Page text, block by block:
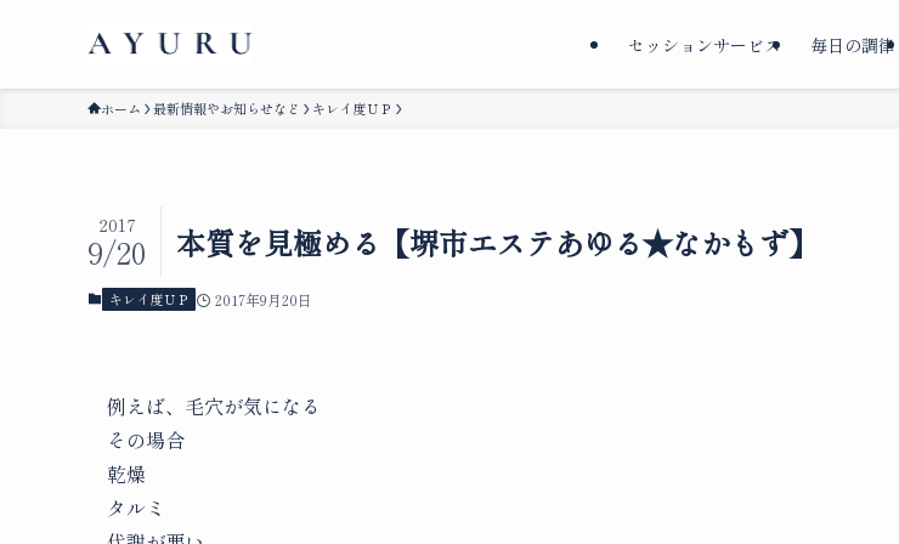
セッションサービス 毎日の調律
ホーム 最新情報やお知らせなど キレイ度ＵＰ
本質を見極める【堺市エステあゆる★なかもず】
2017
9/20
キレイ度ＵＰ 2017年9月20日
例えば、毛穴が気になる
その場合
乾燥
タルミ